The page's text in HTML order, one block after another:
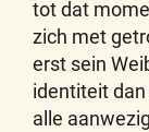
tot dat
zich met
erst sein
identiteit
alle